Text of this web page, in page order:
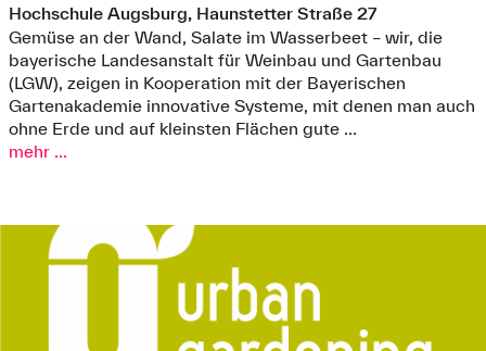
Hochschule Augsburg, Haunstetter Straße 27
Gemüse an der Wand, Salate im Wasserbeet – wir, die
bayerische Landesanstalt für Weinbau und Gartenbau
(LGW), zeigen in Kooperation mit der Bayerischen
Gartenakademie innovative Systeme, mit denen man auch
ohne Erde und auf kleinsten Flächen gute ...
mehr ...